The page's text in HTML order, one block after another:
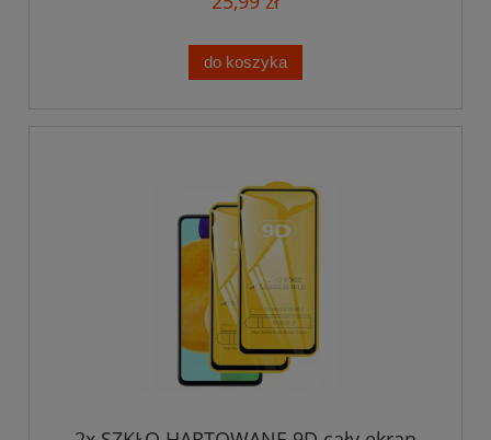
do koszyka